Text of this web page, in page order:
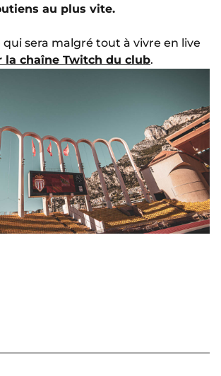
au plus vite.
sera malgré tout à vivre en live
la chaîne Twitch du club.